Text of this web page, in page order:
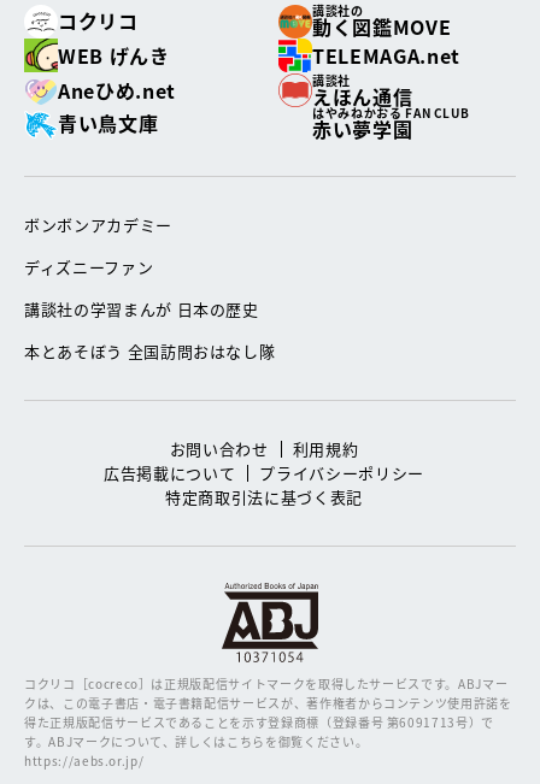
コクリコ
講談社の
動く図鑑MOVE
WEB げんき
TELEMAGA.net
Aneひめ.net
講談社
えほん通信
青い鳥文庫
はやみねかおる FAN CLUB
赤い夢学園
ボンボンアカデミー
ディズニーファン
講談社の学習まんが 日本の歴史
本とあそぼう 全国訪問おはなし隊
お問い合わせ
利用規約
広告掲載について
プライバシーポリシー
特定商取引法に基づく表記
コクリコ［cocreco］は正規版配信サイトマークを取得したサービスです。ABJマー
クは、この電子書店・電子書籍配信サービスが、著作権者からコンテンツ使用許諾を
得た正規版配信サービスであることを示す登録商標（登録番号 第6091713号）で
す。ABJマークについて、詳しくはこちらを御覧ください。
https://aebs.or.jp/